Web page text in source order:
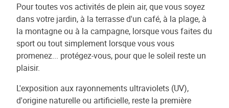
Pour toutes vos activités de plein air, que vous soyez
dans votre jardin, à la terrasse d'un café, à la plage, à
la montagne ou à la campagne, lorsque vous faites du
sport ou tout simplement lorsque vous vous
promenez... protégez-vous, pour que le soleil reste un
plaisir.
L'exposition aux rayonnements ultraviolets (UV),
d'origine naturelle ou artificielle, reste la première